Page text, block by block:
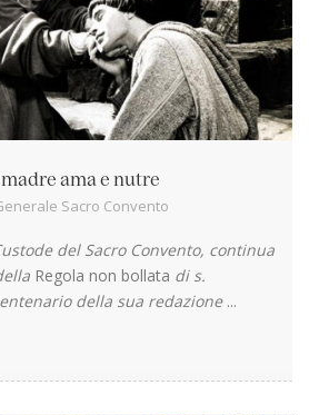
ama e nutre
Sacro Convento
del Sacro Convento, continua
Regola non bollata di s.
della sua redazione...